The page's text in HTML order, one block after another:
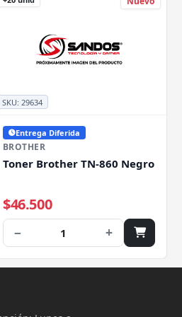
SKU: 29634
Entrega Diferida
BROTHER
Toner Brother TN-860 Negro
$46.500
− 1 +